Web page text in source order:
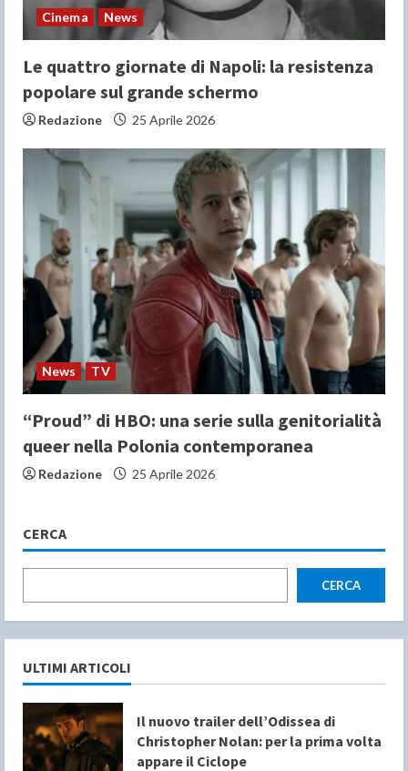
Cinema News
Le quattro giornate di Napoli: la resistenza
popolare sul grande schermo
Redazione 25 Aprile 2026
News TV
“Proud” di HBO: una serie sulla genitorialità
queer nella Polonia contemporanea
Redazione 25 Aprile 2026
CERCA
CERCA
ULTIMI ARTICOLI
Il nuovo trailer dell’Odissea di
Christopher Nolan: per la prima volta
appare il Ciclope